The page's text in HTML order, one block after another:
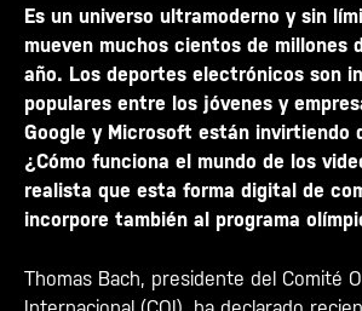
Es un universo ultramoderno y sin
mueven muchos cientos de millones
año. Los deportes electrónicos son
populares entre los jóvenes y
Google y Microsoft están invirtiendo
¿Cómo funciona el mundo de los
realista que esta forma digital de
incorpore también al programa
Thomas Bach, presidente del Comité